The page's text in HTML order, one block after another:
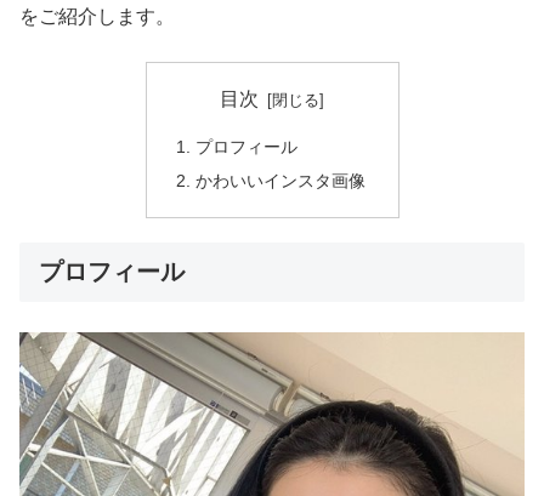
をご紹介します。
目次
プロフィール
かわいいインスタ画像
プロフィール